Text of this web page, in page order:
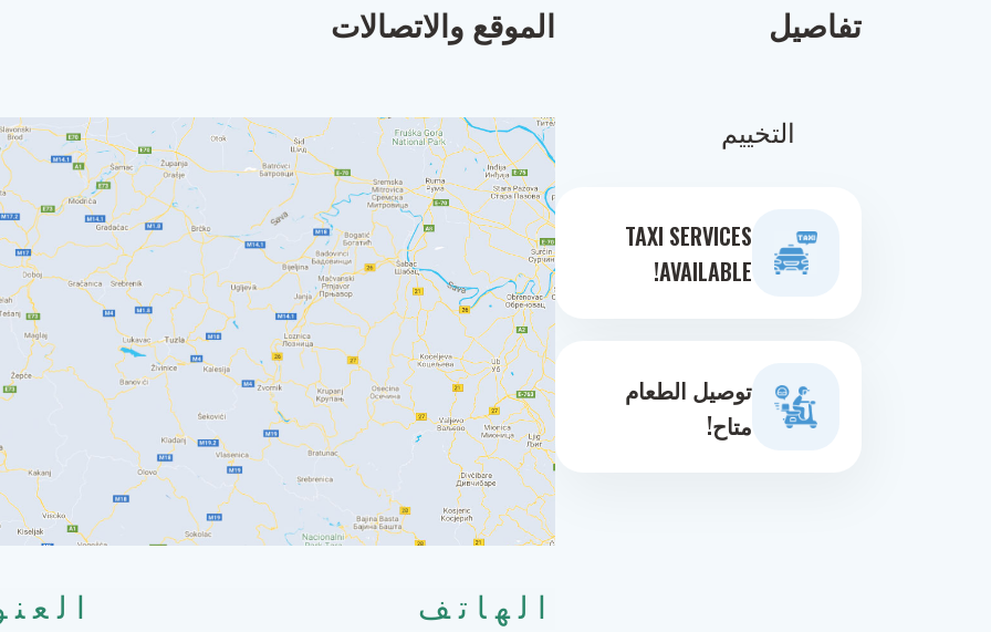
تفاصيل
التخييم
TAXI SERVICES
AVAILABLE!
توصيل الطعام
متاح!
الموقع والاتصالات
الهاتف